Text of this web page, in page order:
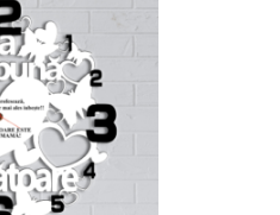
Adaugă
wishlist